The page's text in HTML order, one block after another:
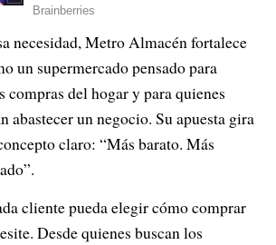
necesidad, Metro Almacén fortalece
un supermercado pensado para
compras del hogar y para quienes
abastecer un negocio. Su apuesta gira
claro: “Más barato. Más
cliente pueda elegir cómo comprar
Desde quienes buscan los